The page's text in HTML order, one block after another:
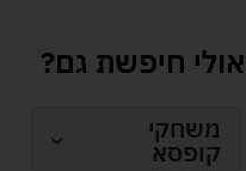
אולי חיפשת גם?
משחקי
קופסא